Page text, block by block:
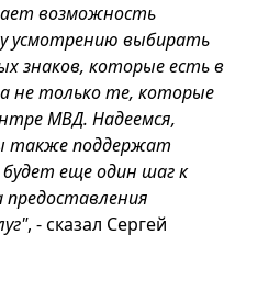
возможность
усмотрению выбирать
знаков, которые есть в
не только те, которые
МВД. Надеемся,
также поддержат
еще один шаг к
предоставления
, - сказал Сергей